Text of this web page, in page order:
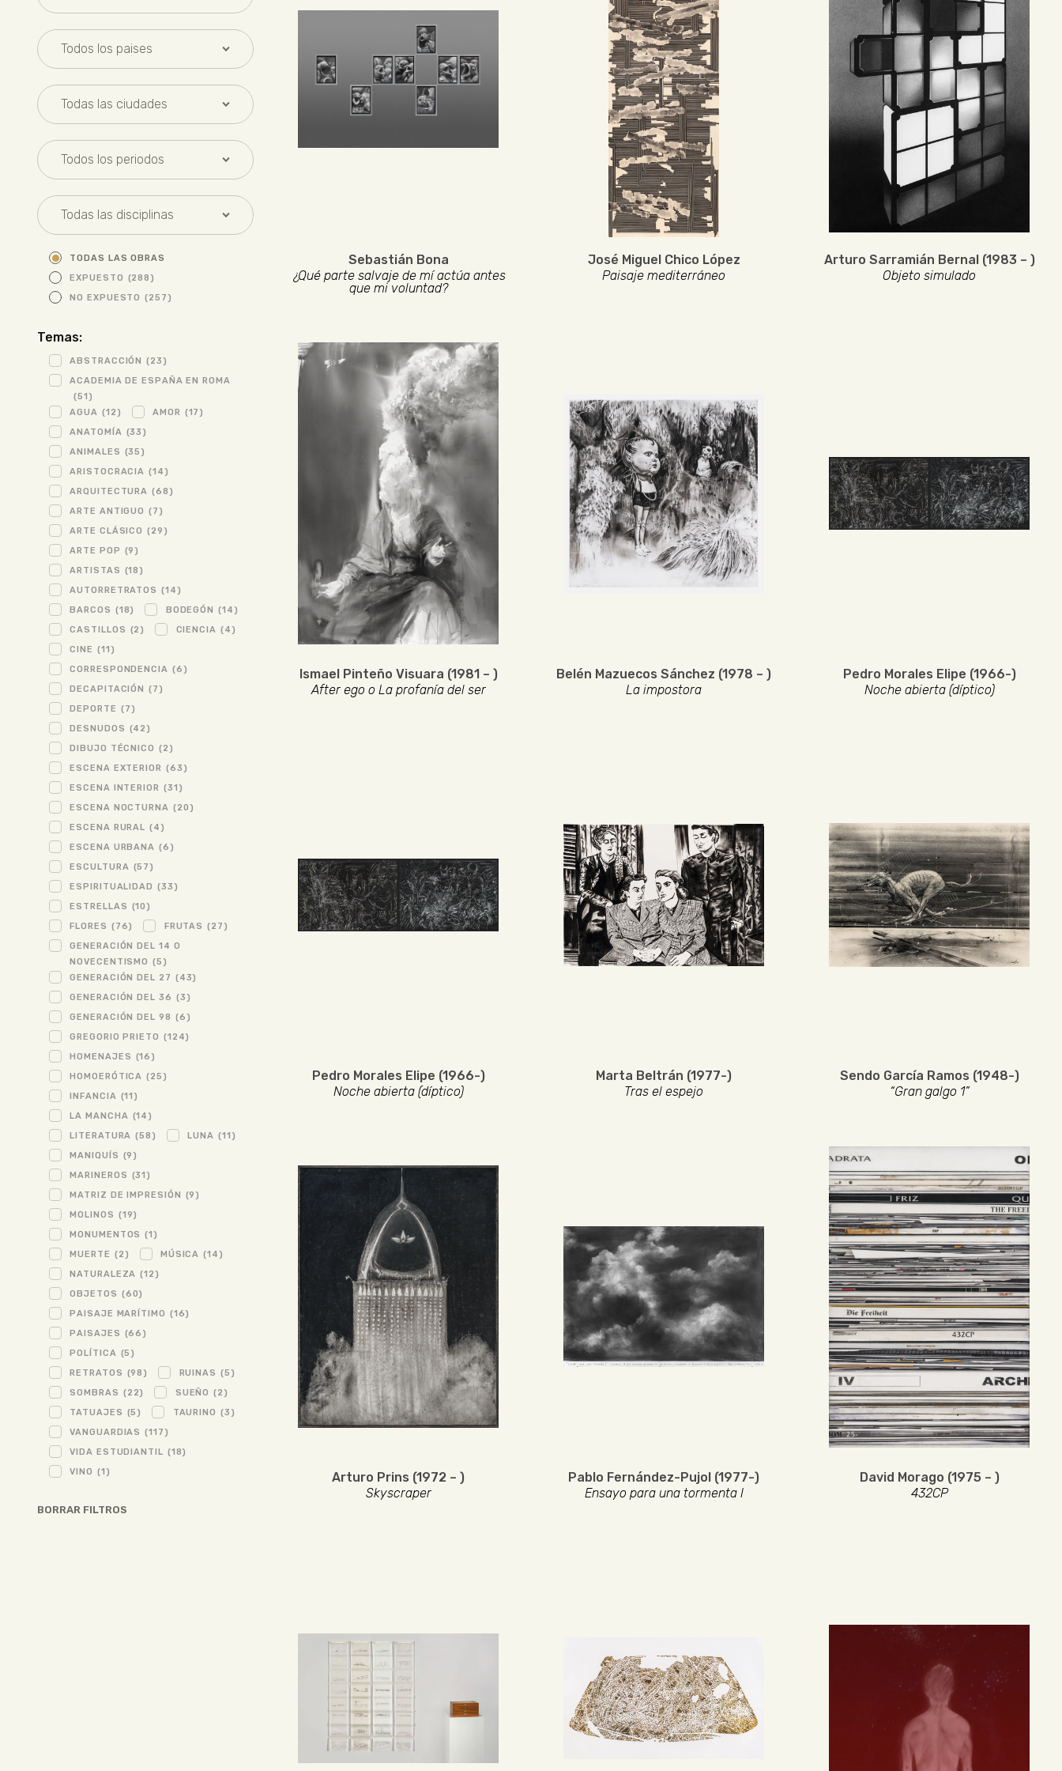
TODAS LAS OBRAS
EXPUESTO (288)
NO EXPUESTO (257)
Temas:
ABSTRACCIÓN (23)
ACADEMIA DE ESPAÑA EN ROMA
(51)
AGUA (12) AMOR (17)
ANATOMÍA (33)
ANIMALES (35)
ARISTOCRACIA (14)
ARQUITECTURA (68)
ARTE ANTIGUO (7)
ARTE CLÁSICO (29)
ARTE POP (9)
ARTISTAS (18)
AUTORRETRATOS (14)
BARCOS (18) BODEGÓN (14)
CASTILLOS (2) CIENCIA (4)
CINE (11)
CORRESPONDENCIA (6)
DECAPITACIÓN (7)
DEPORTE (7)
DESNUDOS (42)
DIBUJO TÉCNICO (2)
ESCENA EXTERIOR (63)
ESCENA INTERIOR (31)
ESCENA NOCTURNA (20)
ESCENA RURAL (4)
ESCENA URBANA (6)
ESCULTURA (57)
ESPIRITUALIDAD (33)
ESTRELLAS (10)
FLORES (76) FRUTAS (27)
GENERACIÓN DEL 14 O
NOVECENTISMO (5)
GENERACIÓN DEL 27 (43)
GENERACIÓN DEL 36 (3)
GENERACIÓN DEL 98 (6)
GREGORIO PRIETO (124)
HOMENAJES (16)
HOMOERÓTICA (25)
INFANCIA (11)
LA MANCHA (14)
LITERATURA (58) LUNA (11)
MANIQUÍS (9)
MARINEROS (31)
MATRIZ DE IMPRESIÓN (9)
MOLINOS (19)
MONUMENTOS (1)
MUERTE (2) MÚSICA (14)
NATURALEZA (12)
OBJETOS (60)
PAISAJE MARÍTIMO (16)
PAISAJES (66)
POLÍTICA (5)
RETRATOS (98) RUINAS (5)
SOMBRAS (22) SUEÑO (2)
TATUAJES (5) TAURINO (3)
VANGUARDIAS (117)
VIDA ESTUDIANTIL (18)
VINO (1)
BORRAR FILTROS
Sebastián Bona
¿Qué parte salvaje de mí actúa antes
que mi voluntad?
José Miguel Chico López
Paisaje mediterráneo
Arturo Sarramián Bernal (1983 – )
Objeto simulado
Ismael Pinteño Visuara (1981 – )
After ego o La profanía del ser
Belén Mazuecos Sánchez (1978 – )
La impostora
Pedro Morales Elipe (1966-)
Noche abierta (díptico)
Pedro Morales Elipe (1966-)
Noche abierta (díptico)
Marta Beltrán (1977-)
Tras el espejo
Sendo García Ramos (1948-)
“Gran galgo 1”
Arturo Prins (1972 – )
Skyscraper
Pablo Fernández-Pujol (1977-)
Ensayo para una tormenta I
David Morago (1975 – )
432CP